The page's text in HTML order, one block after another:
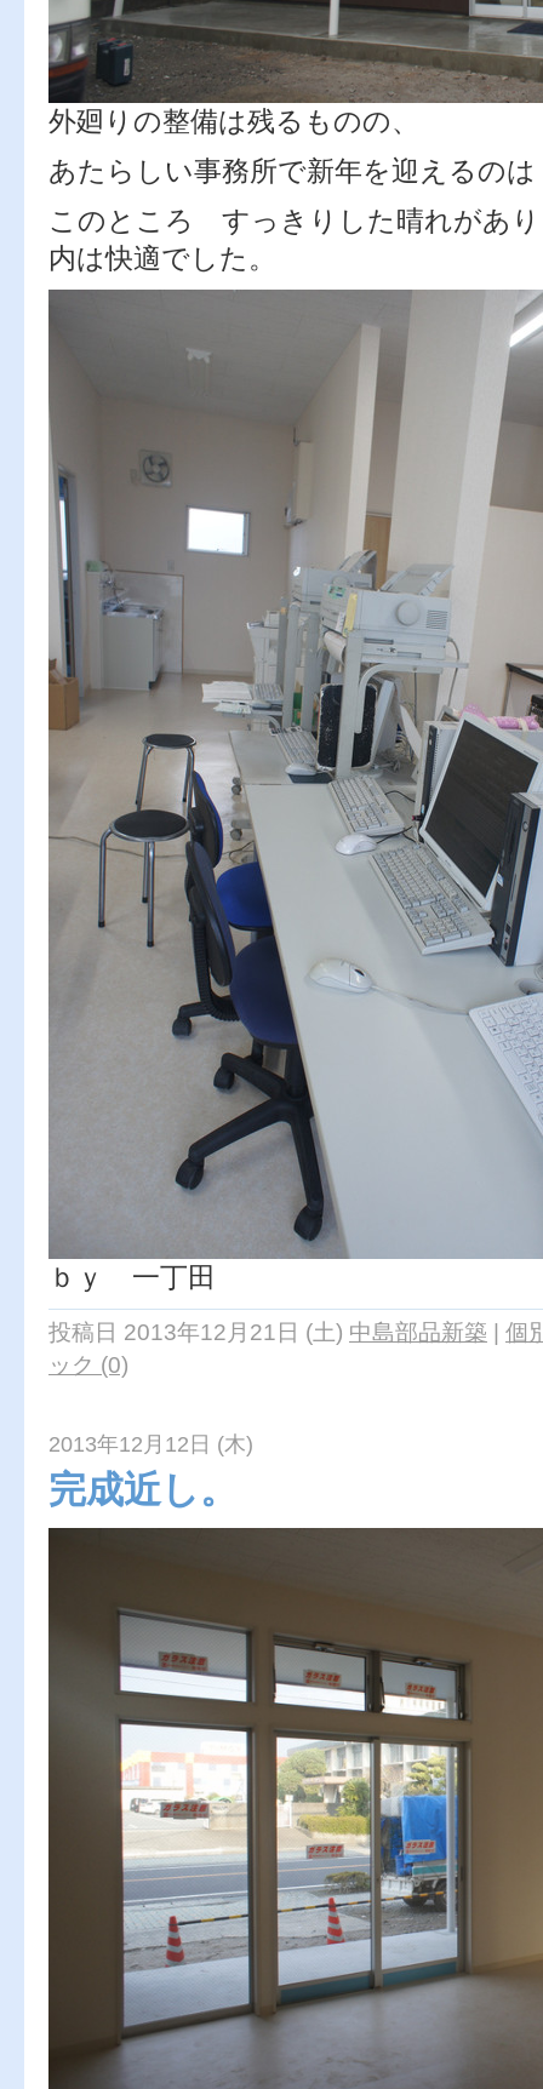
外廻りの整備は残るものの、
あたらしい事務所で新年を迎えるの
このところ すっきりした晴れがあ
内は快適でした。
ｂｙ 一丁田
投稿日 2013年12月21日 (土) 中島部品新築 | 個
ック (0)
2013年12月12日 (木)
完成近し。